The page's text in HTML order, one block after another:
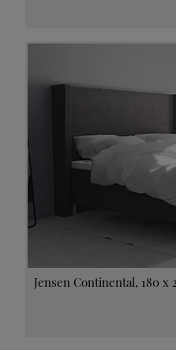
Jensen Continental, 180 x